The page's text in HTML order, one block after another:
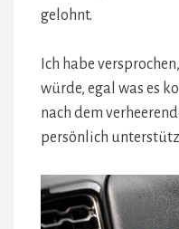
gelohnt.
Ich habe
würde, egal was es
nach dem
persönlich